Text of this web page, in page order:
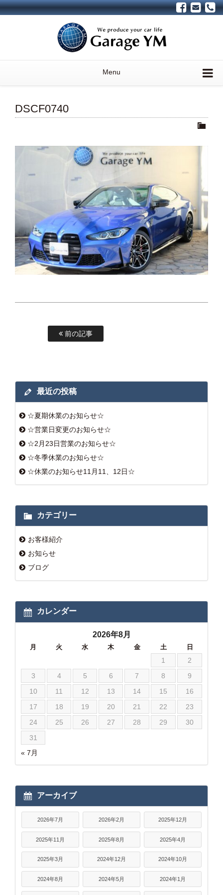
Menu
DSCF0740
前の記事
最近の投稿
☆夏期休業のお知らせ☆
☆営業日変更のお知らせ☆
☆2月23日営業のお知らせ☆
☆冬季休業のお知らせ☆
☆休業のお知らせ11月11、12日☆
カテゴリー
お客様紹介
お知らせ
ブログ
カレンダー
2026年8月
月 火 水 木 金 土 日
« 7月
1
2
3
4 5 6 7 8
9
10
11 12 13 14 15
16
17
18 19 20 21 22
23
24
25 26 27 28 29
30
31
アーカイブ
2026年7月 2026年2月 2025年12月
2025年11月 2025年8月 2025年4月
2025年3月 2024年12月 2024年10月
2024年8月 2024年5月 2024年1月